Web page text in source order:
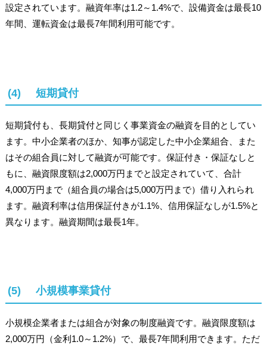
設定されています。融資年率は1.2～1.4%で、設備資金は最長10
年間、運転資金は最長7年間利用可能です。
(4) 短期貸付
短期貸付も、長期貸付と同じく事業資金の融資を目的としてい
ます。中小企業者のほか、知事が認定した中小企業組合、また
はその組合員に対して融資が可能です。保証付き・保証なしと
もに、融資限度額は2,000万円までと設定されていて、合計
4,000万円まで（組合員の場合は5,000万円まで）借り入れられ
ます。融資利率は信用保証付きが1.1%、信用保証なしが1.5%と
異なります。融資期間は最長1年。
(5) 小規模事業貸付
小規模企業者または組合が対象の制度融資です。融資限度額は
2,000万円（金利1.0～1.2%）で、最長7年間利用できます。ただ